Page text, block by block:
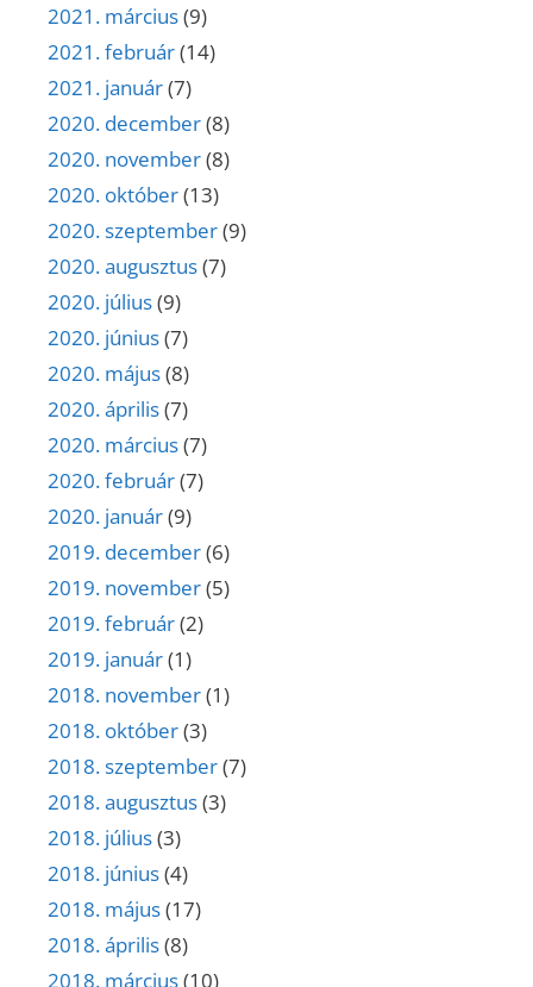
2021. március(9)
2021. február(14)
2021. január(7)
2020. december(8)
2020. november(8)
2020. október(13)
2020. szeptember(9)
2020. augusztus(7)
2020. július(9)
2020. június(7)
2020. május(8)
2020. április(7)
2020. március(7)
2020. február(7)
2020. január(9)
2019. december(6)
2019. november(5)
2019. február(2)
2019. január(1)
2018. november(1)
2018. október(3)
2018. szeptember(7)
2018. augusztus(3)
2018. július(3)
2018. június(4)
2018. május(17)
2018. április(8)
2018. március(10)